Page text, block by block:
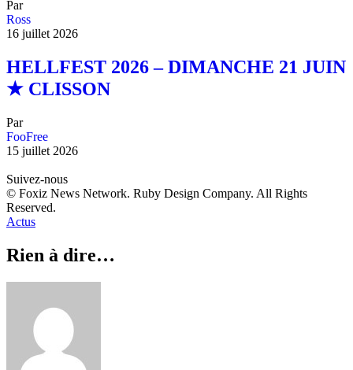
Par
Ross
16 juillet 2026
HELLFEST 2026 – DIMANCHE 21 JUIN
★ CLISSON
Par
FooFree
15 juillet 2026
Suivez-nous
© Foxiz News Network. Ruby Design Company. All Rights
Reserved.
Actus
Rien à dire…